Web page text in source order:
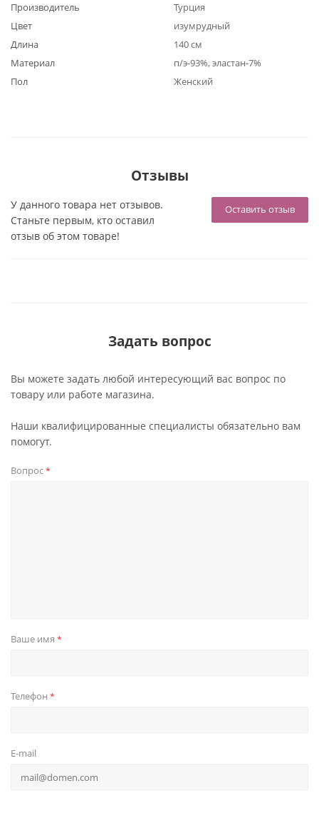
Производитель
Турция
Цвет
изумрудный
Длина
140 см
Материал
п/э-93%, эластан-7%
Пол
Женский
Отзывы
Оставить отзыв
У данного товара нет отзывов.
Станьте первым, кто оставил
отзыв об этом товаре!
Задать вопрос
Вы можете задать любой интересующий вас вопрос по
товару или работе магазина.
Наши квалифицированные специалисты обязательно вам
помогут.
Вопрос*
Ваше имя *
Телефон *
E-mail